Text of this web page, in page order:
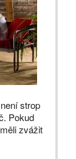
strop
Pokud
zvážit